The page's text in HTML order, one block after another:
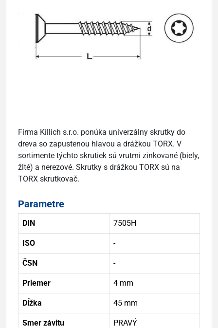
Firma Killich s.r.o. ponúka univerzálny skrutky do
dreva so zapustenou hlavou a drážkou TORX. V
sortimente týchto skrutiek sú vrutmi zinkované (biely,
žlté) a nerezové. Skrutky s drážkou TORX sú na
TORX skrutkovač.
Parametre
DIN 7505H
ISO -
ČSN -
Priemer 4 mm
Dĺžka 45 mm
Smer závitu PRAVÝ